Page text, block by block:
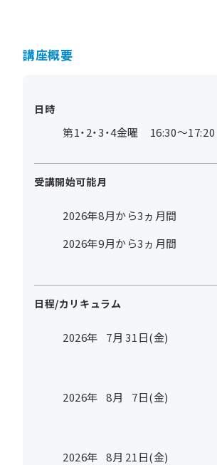
講座概要
日時
第1・2・3・4金曜 16:30～17:20
受講開始可能月
2026年8月から3ヵ月間
2026年9月から3ヵ月間
日程/カリキュラム
2026年 7月 31日(金)
2026年 8月 7日(金)
2026年 8月 21日(金)